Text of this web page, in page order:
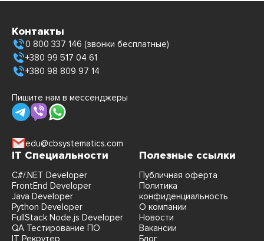
Контакты
0 800 337 146 (звонки бесплатные)
+380 99 517 04 61
+380 98 809 97 14
Пишите нам в мессенджеры
edu@cbsystematics.com
IT Специальности
C#/.NET Developer
FrontEnd Developer
Java Developer
Python Developer
FullStack Node.js Developer
QA Тестирование ПО
IT Рекрутер
Полезные ссылки
Публичная оферта
Политика
конфиденциальность
О компании
Новости
Вакансии
Блог